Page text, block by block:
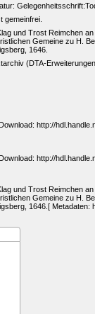
gemeinfrei.
und Trost Reimchen
Gemeine zu H.
1646.
(DTA-
http://
http://
und Trost Reimchen
Gemeine zu H.
1646.[ Metadaten: